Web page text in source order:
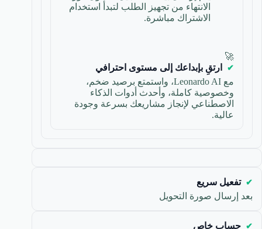
الانتهاء من تجهيز الطلب لتبدأ استخدام
الاشتراك مباشرة.
🚀
ارتقِ بإبداعك إلى مستوى احترافي
مع Leonardo AI، واستمتع برصيد ضخم،
وخصوصية كاملة، وأحدث أدوات الذكاء
الاصطناعي لإنجاز مشاريعك بسرعة وجودة
عالية.
تفعيل سريع
بعد إرسال صورة التحويل
حساب خاص